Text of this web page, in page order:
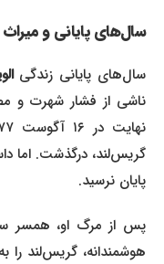
سال‌های پایانی و میراث
سال‌های پایانی زندگی
ناشی از فشار شهرت و
گریس‌لند، درگذشت. اما
پایان نرسید.
پس از مرگ او، همسر
هوشمندانه، گریس‌لند را